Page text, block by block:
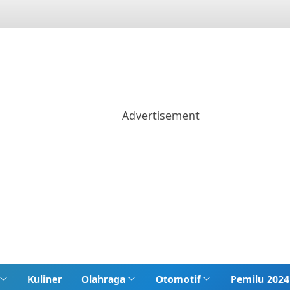
Kuliner Olahraga Otomotif Pemilu 2024